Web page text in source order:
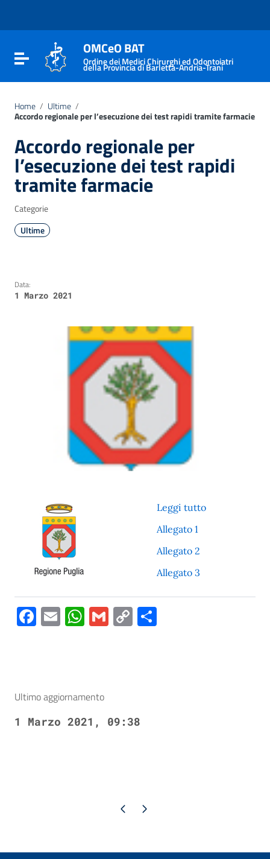
Vai al footer
Attiva / disattiva la navigazione
OMCeO BAT
Ordine dei Medici Chirurghi ed Odontoiatri
della Provincia di Barletta-Andria-Trani
Home / Ultime /
Accordo regionale per l’esecuzione dei test rapidi tramite farmacie
Accordo regionale per
l’esecuzione dei test rapidi
tramite farmacie
Categorie
Ultime
Data:
1 Marzo 2021
Leggi tutto
Allegato 1
Allegato 2
Allegato 3
Facebook
EmailWhatsApp
Gmail
Copy
Ultimo aggiornamento
1 Marzo 2021, 09:38
Pagina precedente
Pagina successiva